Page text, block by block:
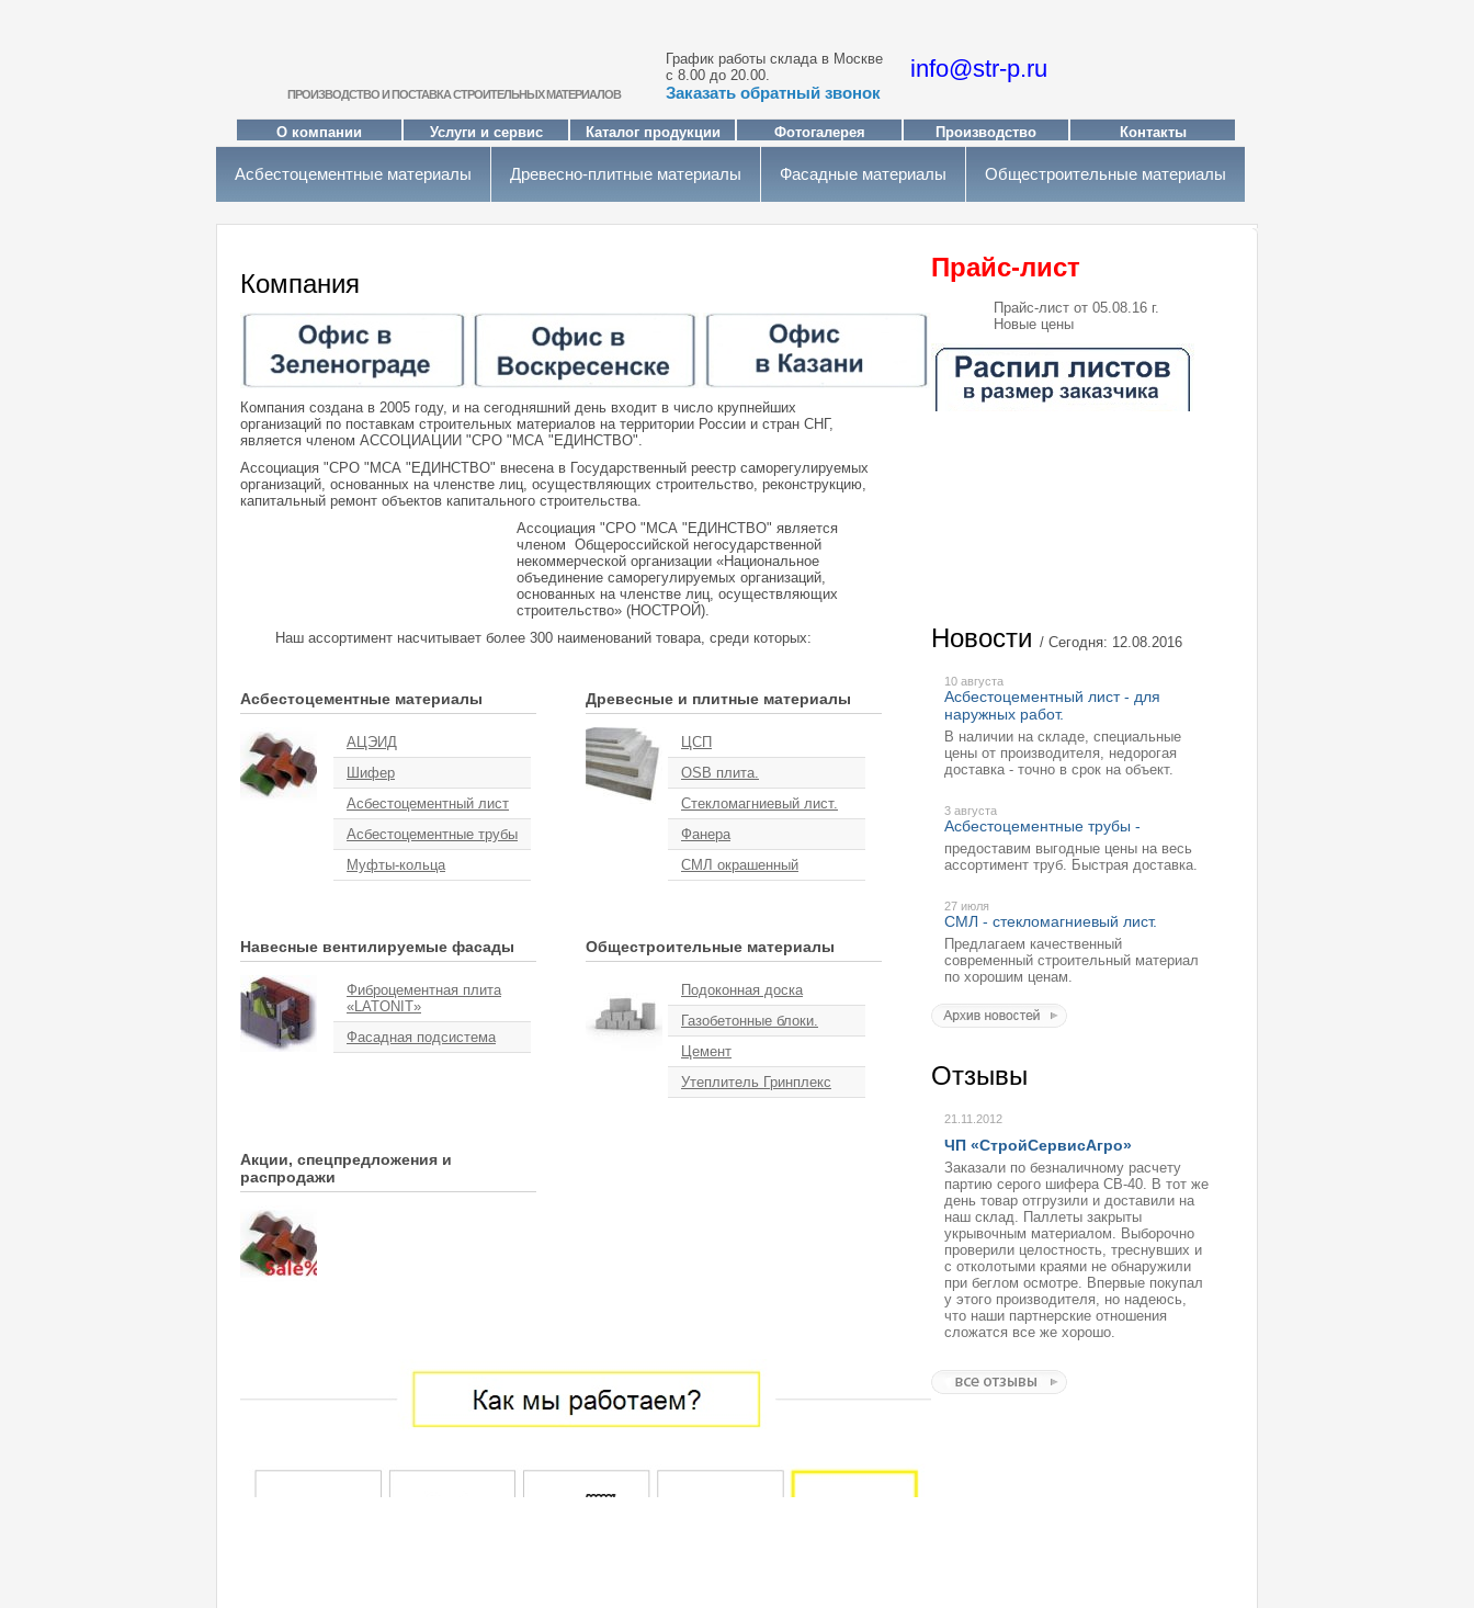
О компании Услуги и сервис Каталог продукции Фотогалерея Производство Контакты
ПРОИЗВОДСТВО И ПОСТАВКА СТРОИТЕЛЬНЫХ МАТЕРИАЛОВ
График работы склада в Москве
с 8.00 до 20.00.
Заказать обратный звонок
info@str-p.ru
Асбестоцементные материалы Древесно-плитные материалы Фасадные материалы Общестроительные материалы
Компания
Компания создана в 2005 году, и на сегодняшний день входит в число крупнейших
организаций по поставкам строительных материалов на территории России и стран СНГ,
является членом АССОЦИАЦИИ "СРО "МСА "ЕДИНСТВО".
Ассоциация "СРО "МСА "ЕДИНСТВО" внесена в Государственный реестр саморегулируемых
организаций, основанных на членстве лиц, осуществляющих строительство, реконструкцию,
капитальный ремонт объектов капитального строительства.
Ассоциация "СРО "МСА "ЕДИНСТВО" является
членом Общероссийской негосударственной
некоммерческой организации «Национальное
объединение саморегулируемых организаций,
основанных на членстве лиц, осуществляющих
строительство» (НОСТРОЙ).
Наш ассортимент насчитывает более 300 наименований товара, среди которых:
Асбестоцементные материалы
АЦЭИД
Шифер
Асбестоцементный лист
Асбестоцементные трубы
Муфты-кольца
Древесные и плитные материалы
ЦСП
OSB плита.
Стекломагниевый лист.
Фанера
СМЛ окрашенный
Навесные вентилируемые фасады
Фиброцементная плита
«LATONIT»
Фасадная подсистема
Общестроительные материалы
Подоконная доска
Газобетонные блоки.
Цемент
Утеплитель Гринплекс
Акции, спецпредложения и
распродажи
Прайс-лист
Прайс-лист от 05.08.16 г.
Новые цены
Новости / Сегодня: 12.08.2016
10 августа
Асбестоцементный лист - для
наружных работ.
В наличии на складе, специальные
цены от производителя, недорогая
доставка - точно в срок на объект.
3 августа
Асбестоцементные трубы -
предоставим выгодные цены на весь
ассортимент труб. Быстрая доставка.
27 июля
СМЛ - стекломагниевый лист.
Предлагаем качественный
современный строительный материал
по хорошим ценам.
Отзывы
21.11.2012
ЧП «СтройСервисАгро»
Заказали по безналичному расчету
партию серого шифера СВ-40. В тот же
день товар отгрузили и доставили на
наш склад. Паллеты закрыты
укрывочным материалом. Выборочно
проверили целостность, треснувших и
с отколотыми краями не обнаружили
при беглом осмотре. Впервые покупал
у этого производителя, но надеюсь,
что наши партнерские отношения
сложатся все же хорошо.